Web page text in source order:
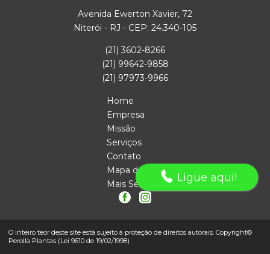
Avenida Ewerton Xavier, 72
Niterói - RJ - CEP: 24.340-105
(21) 3602-8266
(21) 99642-9858
(21) 97973-9966
Home
Empresa
Missão
Serviços
Contato
Mapa do site
Mais Serviços
O inteiro teor deste site está sujeito à proteção de direitos autorais. Copyright©
Perolla Plantas (Lei 9610 de 19/02/1998)
Ligue aqui!